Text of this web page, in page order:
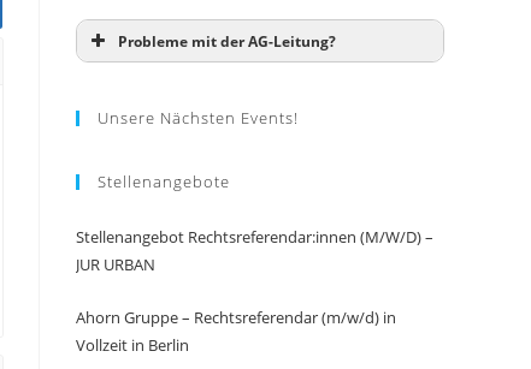
Probleme mit der AG-Leitung?
Unsere Nächsten Events!
Stellenangebote
Stellenangebot Rechtsreferendar:innen (M/W/D) –
JUR URBAN
Ahorn Gruppe – Rechtsreferendar (m/w/d) in
Vollzeit in Berlin